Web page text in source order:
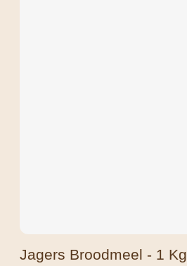
Jagers Broodmeel - 1 Kg